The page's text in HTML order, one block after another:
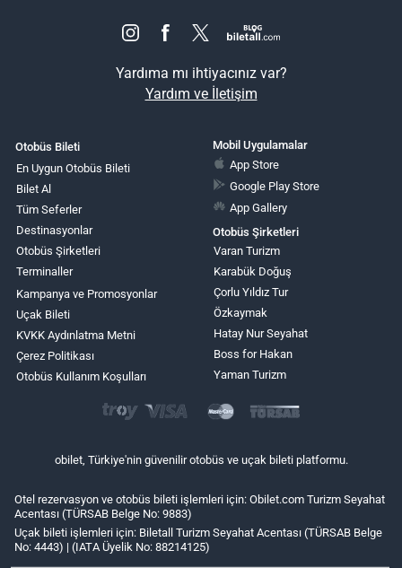
Yardıma mı ihtiyacınız var?
Yardım ve İletişim
Otobüs Bileti
En Uygun Otobüs Bileti
Bilet Al
Tüm Seferler
Destinasyonlar
Otobüs Şirketleri
Terminaller
Kampanya ve Promosyonlar
Uçak Bileti
KVKK Aydınlatma Metni
Çerez Politikası
Otobüs Kullanım Koşulları
Mobil Uygulamalar
App Store
Google Play Store
App Gallery
Otobüs Şirketleri
Varan Turizm
Karabük Doğuş
Çorlu Yıldız Tur
Özkaymak
Hatay Nur Seyahat
Boss for Hakan
Yaman Turizm
obilet, Türkiye'nin güvenilir otobüs ve uçak bileti platformu.
Otel rezervasyon ve otobüs bileti işlemleri için: Obilet.com Turizm Seyahat
Acentası (TÜRSAB Belge No: 9883)
Uçak bileti işlemleri için: Biletall Turizm Seyahat Acentası (TÜRSAB Belge
No: 4443) | (IATA Üyelik No: 88214125)